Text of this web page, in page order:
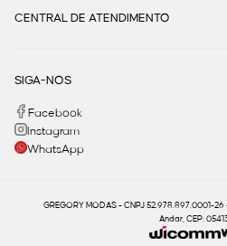
CENTRAL DE ATENDIMENTO
SIGA-NOS
Facebook
Instagram
WhatsApp
GREGORY MODAS - CNPJ 52.978.897.0001-
Andar, CEP: